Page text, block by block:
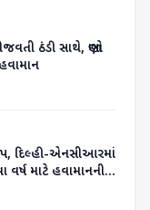
ઠંડી સાથે, જાણો
દિલ્હી-એનસીઆરમાં
વર્ષ માટે હવામાનની